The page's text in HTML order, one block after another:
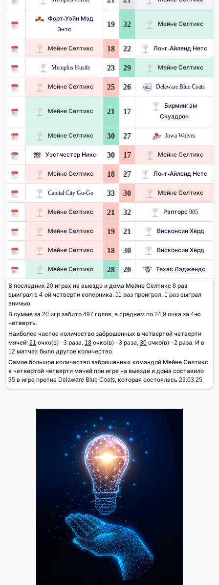
Форт-Уэйн Мэд
Энтс
19 32 Мейне Селтикс
Мейне Селтикс 18 22 Лонг-Айленд Нетс
Memphis Hustle 23 29 Мейне Селтикс
Мейне Селтикс 25 26 Delaware Blue Coats
Мейне Селтикс 21 17
Бирмингам
Скуадрон
Мейне Селтикс 30 27 Iowa Wolves
Уэстчестер Никс 30 17 Мейне Селтикс
Мейне Селтикс 18 27 Лонг-Айленд Нетс
Capital City Go-Go 33 30 Мейне Селтикс
Мейне Селтикс 21 32 Рэпторс 905
Мейне Селтикс 19 21 Висконсин Хёрд
Мейне Селтикс 18 30 Висконсин Хёрд
Мейне Селтикс 28 20 Техас Лэджендс
В последних 20 играх на выезде и дома Мейне Селтикс 8 раз
выиграл в 4-ой четверти соперника. 11 раз проиграл, 1 раз сыграл
вничью.
В сумме за 20 игр забито 497 голов, в среднем по 24,9 очка за 4-ю
четверть.
Наиболее частое количество заброшенных в четвертой четверти
мячей: 21 очко(в) - 3 раза, 18 очко(в) - 3 раза, 30 очко(в) - 2 раза. И в
12 матчах было другое количество.
Самое большое количество заброшенных командой Мейне Селтикс
в четвертой четверти мячей при игре на выезде и дома составило
35 в игре против Delaware Blue Coats, которая состоялась 23.03.25.